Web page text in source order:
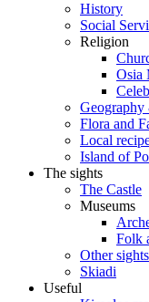
History
Social
Religion
Osia
Flora and
Local
Island of
The sights
The Castle
Museums
Folk
Other sights
Skiadi
Useful